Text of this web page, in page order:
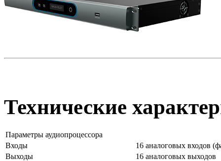
Технические
Параметры аудиопроцессора
Входы
16 аналоговых входов
Выходы
16 аналоговых выходов